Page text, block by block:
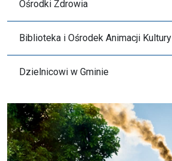
Ośrodki Zdrowia
Biblioteka i Ośrodek Animacji Kultury
Dzielnicowi w Gminie